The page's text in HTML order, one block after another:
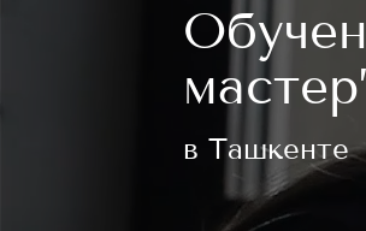
в Ташкенте